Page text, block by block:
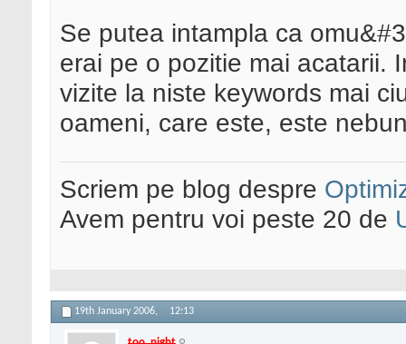
Se putea intampla ca
erai pe o pozitie mai acatarii.
vizite la niste keywords mai
oameni, care este, este
Scriem pe blog despre
Avem pentru voi peste 20 de
19th January 2006, 12:13